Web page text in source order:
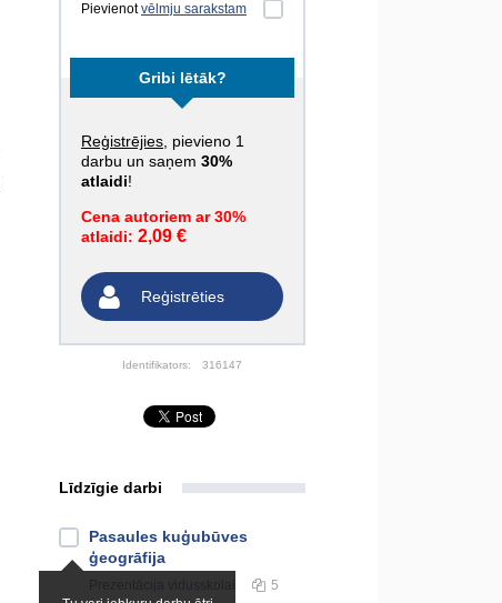
Pievienotvēlmju sarakstam
Gribi lētāk?
Reģistrējies , pievieno 1
darbu un saņem 30%
atlaidi!
Cena autoriem ar 30%
atlaidi: 2,09 €
Reģistrēties
Identifikators: 316147
Līdzīgie darbi
Pasaules kuģubūves
ģeogrāfija
5